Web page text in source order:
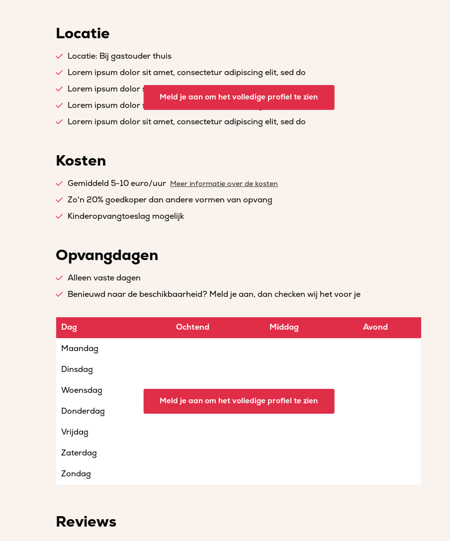
Locatie
Locatie: Bij gastouder thuis
Lorem ipsum dolor sit amet, consectetur adipiscing elit, sed do
Lorem ipsum dolor sit amet, consectetur adipiscing elit, sed do
Lorem ipsum dolor sit amet, consectetur adipiscing elit, sed do
Lorem ipsum dolor sit amet, consectetur adipiscing elit, sed do
Meld je aan om het volledige profiel te zien
Kosten
Gemiddeld 5-10 euro/uur Meer informatie over de kosten
Zo'n 20% goedkoper dan andere vormen van opvang
Kinderopvangtoeslag mogelijk
Opvangdagen
Alleen vaste dagen
Benieuwd naar de beschikbaarheid? Meld je aan, dan checken wij het voor je
Dag Ochtend Middag Avond
Maandag
Dinsdag
Woensdag
Donderdag
Vrijdag
Zaterdag
Zondag
Meld je aan om het volledige profiel te zien
Reviews